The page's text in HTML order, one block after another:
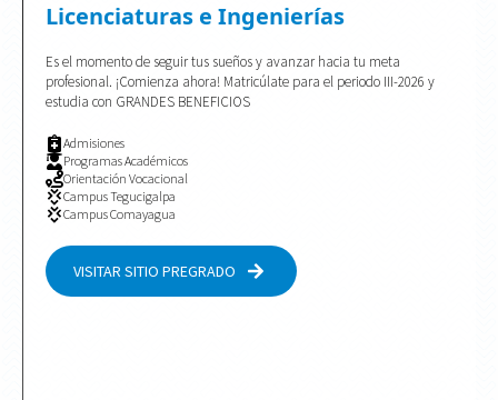
Licenciaturas e Ingenierías
Es el momento de seguir tus sueños y avanzar hacia tu meta
profesional. ¡Comienza ahora! Matricúlate para el periodo III-2026 y
estudia con GRANDES BENEFICIOS
Admisiones
Programas Académicos
Orientación Vocacional
Campus Tegucigalpa
Campus Comayagua
VISITAR SITIO PREGRADO